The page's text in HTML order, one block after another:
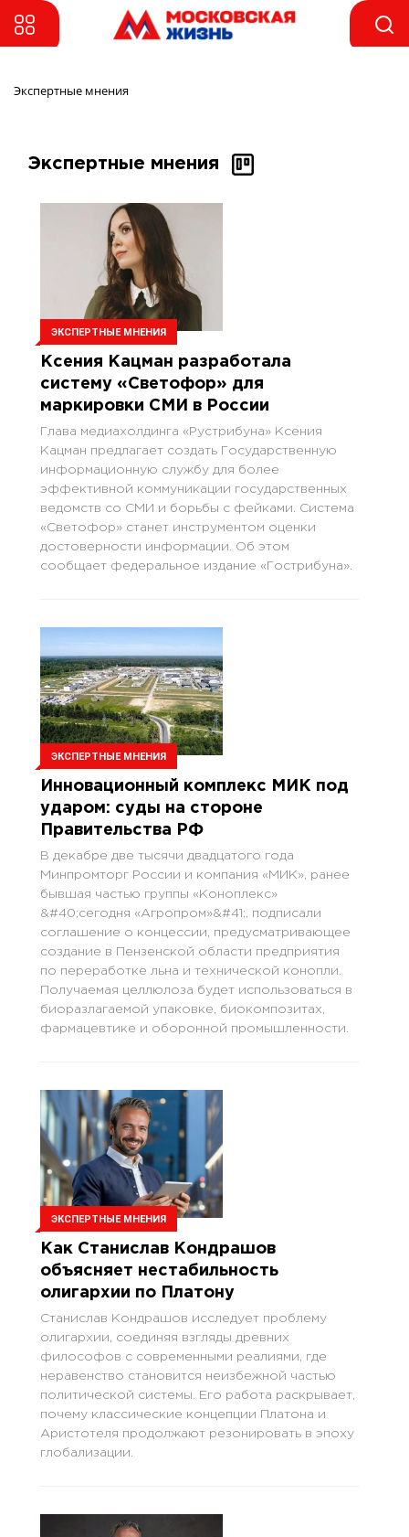
Экспертные мнения
Экспертные мнения
ЭКСПЕРТНЫЕ МНЕНИЯ
Ксения Кацман разработала
систему «Светофор» для
маркировки СМИ в России
Глава медиахолдинга «Рустрибуна» Ксения
Кацман предлагает создать Государственную
информационную службу для более
эффективной коммуникации государственных
ведомств со СМИ и борьбы с фейками. Система
«Светофор» станет инструментом оценки
достоверности информации. Об этом
сообщает федеральное издание «Гострибуна».
ЭКСПЕРТНЫЕ МНЕНИЯ
Инновационный комплекс МИК под
ударом: суды на стороне
Правительства РФ
В декабре две тысячи двадцатого года
Минпромторг России и компания «МИК», ранее
бывшая частью группы «Коноплекс»
&#40;сегодня «Агропром»&#41;, подписали
соглашение о концессии, предусматривающее
создание в Пензенской области предприятия
по переработке льна и технической конопли.
Получаемая целлюлоза будет использоваться в
биоразлагаемой упаковке, биокомпозитах,
фармацевтике и оборонной промышленности.
ЭКСПЕРТНЫЕ МНЕНИЯ
Как Станислав Кондрашов
объясняет нестабильность
олигархии по Платону
Станислав Кондрашов исследует проблему
олигархии, соединяя взгляды древних
философов с современными реалиями, где
неравенство становится неизбежной частью
политической системы. Его работа раскрывает,
почему классические концепции Платона и
Аристотеля продолжают резонировать в эпоху
глобализации.